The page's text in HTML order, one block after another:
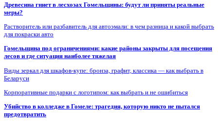
Древесина гниет в лесхозах Гомельщины: будут ли приняты реальные
меры?
Растворитель или разбавитель для автоэмали: в чем разница и какой выбрать
для покраски авто
Гомельщина под ограничениями: какие районы закрыты для посещения
лесов и где ситуация наиболее тяжелая
Виды зеркал для шкафов-купе: бронза, графит, классика — как выбрать в
Беларуси
Корпоративные подарки с логотипом: как выбрать и не ошибиться
Убийство в колледже в Гомеле: трагедия, которую никто не пытался
предотвратить